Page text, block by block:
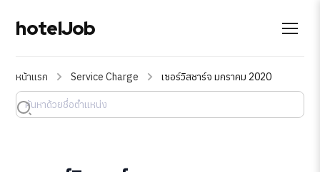
hotelJob
หน้าแรก Service Charge เซอร์วิสชาร์จ มกราคม 2020